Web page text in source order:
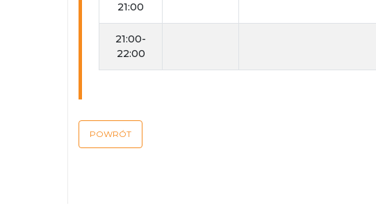
21:00
21:00-
22:00
POWRÓT